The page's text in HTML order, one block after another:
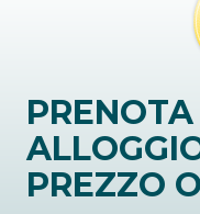
PREZZO